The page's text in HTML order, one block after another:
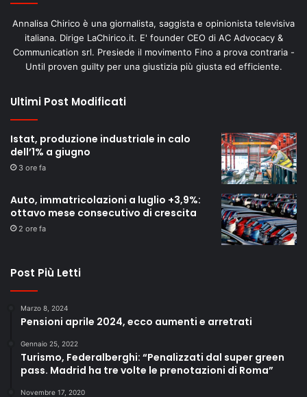
Annalisa Chirico è una giornalista, saggista e opinionista televisiva
italiana. Dirige LaChirico.it. E' founder CEO di AC Advocacy &
Communication srl. Presiede il movimento Fino a prova contraria -
Until proven guilty per una giustizia più giusta ed efficiente.
Ultimi Post Modificati
Istat, produzione industriale in calo
dell’1% a giugno
3 ore fa
Auto, immatricolazioni a luglio +3,9%:
ottavo mese consecutivo di crescita
2 ore fa
Post Più Letti
Marzo 8, 2024
Pensioni aprile 2024, ecco aumenti e arretrati
Gennaio 25, 2022
Turismo, Federalberghi: “Penalizzati dal super green
pass. Madrid ha tre volte le prenotazioni di Roma”
Novembre 17, 2020